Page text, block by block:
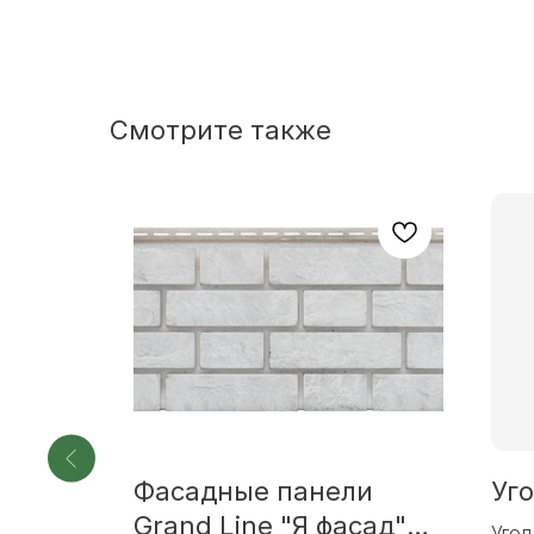
Смотрите также
Фасадные панели
Grand Line "Я фасад"